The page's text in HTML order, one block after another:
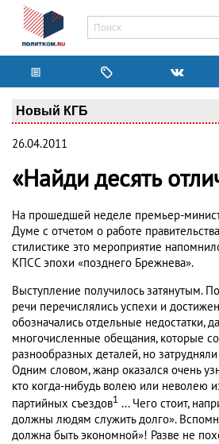
Новый КГБ
26.04.2011
«Найди десять
На прошедшей неделе премьер-
Думе с отчетом о работе
стилистике это мероприятие
КПСС эпохи «позднего Брежнева».
Выступление получилось затянутым.
речи перечислялись успехи и
обозначались отдельные недостатки,
многочисленные обещания, которые
разнообразных деталей, но
Одним словом, жанр оказался очень
кто когда-нибудь волею или неволею
партийных съездов1 ... Чего стоит,
должны людям служить долго».
должна быть экономной»! Разве не